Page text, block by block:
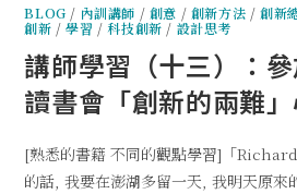
BLOG / 內訓講師 / 創意 / 創新方法 /創新
創新 /學習 /科技創新 / 設計思考
講師學習（十三）：
讀書會「創新的兩難
[熟悉的書籍 不同的觀點學習]「
的話, 我要在澎湖多留一天, 我明天原來